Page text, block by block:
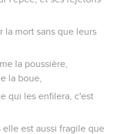
la mort sans que leurs
la poussière,
la boue,
qui les enfilera, c'est
elle est aussi fragile que